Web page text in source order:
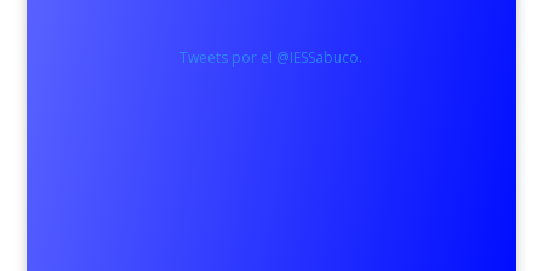
Tweets por el @IESSabuco.